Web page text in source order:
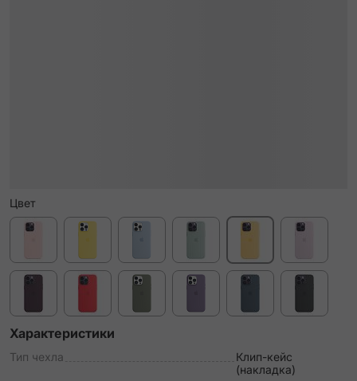
Цвет
Характеристики
Тип чехла
Клип-кейс
(накладка)